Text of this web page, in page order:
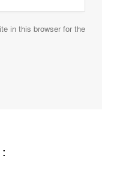
in this browser for the